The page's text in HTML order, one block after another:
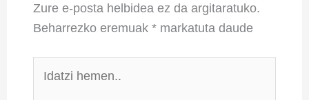
Zure e-posta helbidea ez da argitaratuko.
Beharrezko eremuak* markatuta daude